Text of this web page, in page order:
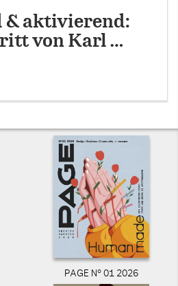
aktivierend:
von Karl …
PAGE N° 01 2026